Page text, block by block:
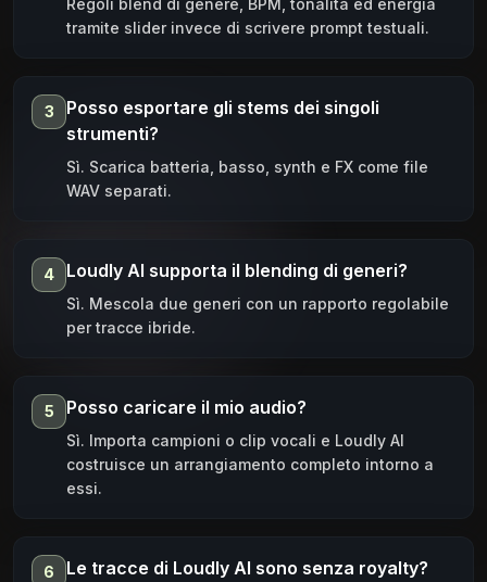
tramite slider invece di scrivere prompt testuali.
3
Posso esportare gli stems dei singoli
strumenti?
Sì. Scarica batteria, basso, synth e FX come file
WAV separati.
4 Loudly AI supporta il blending di generi?
Sì. Mescola due generi con un rapporto regolabile
per tracce ibride.
5 Posso caricare il mio audio?
Sì. Importa campioni o clip vocali e Loudly AI
costruisce un arrangiamento completo intorno a
essi.
6 Le tracce di Loudly AI sono senza royalty?